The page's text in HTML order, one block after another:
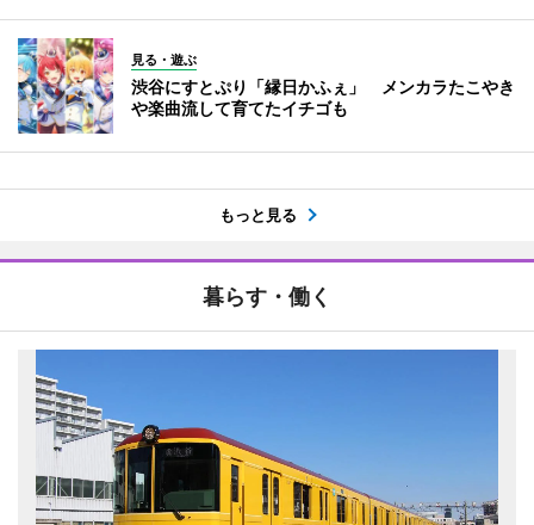
見る・遊ぶ
渋谷にすとぷり「縁日かふぇ」 メンカラたこやき
や楽曲流して育てたイチゴも
もっと見る
暮らす・働く